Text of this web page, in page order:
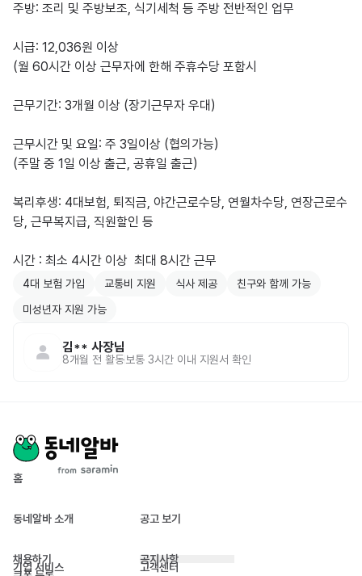
주방: 조리 및 주방보조, 식기세척 등 주방 전반적인 업무
시급: 12,036원 이상
(월 60시간 이상 근무자에 한해 주휴수당 포함시
근무기간: 3개월 이상 (장기근무자 우대)
근무시간 및 요일: 주 3일이상 (협의가능)
(주말 중 1일 이상 출근, 공휴일 출근)
복리후생: 4대보험, 퇴직금, 야간근로수당, 연월차수당, 연장근로수
당, 근무복지급, 직원할인 등
시간 : 최소 4시간 이상  최대 8시간 근무
4대 보험 가입 교통비 지원 식사 제공 친구와 함께 가능
미성년자 지원 가능
김** 사장님
8개월 전 활동 보통 3시간 이내 지원서 확인
홈
동네알바 소개 공고 보기
채용하기
기업 서비스
공지사항
고객센터